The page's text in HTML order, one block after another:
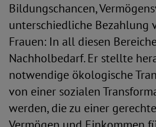
Bildungschancen,
unterschiedliche Bezahlung
Frauen: In all diesen
Nachholbedarf. Er stellte
notwendige ökologische
von einer sozialen
werden, die zu einer